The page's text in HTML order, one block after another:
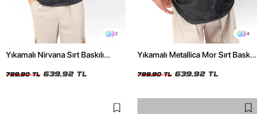
2
Yıkamalı Nirvana Sırt Baskılı
799,90 TL 639,92 TL
4
Yıkamalı Metallica Mor Sırt Baskılı
799,90 TL 639,92 TL